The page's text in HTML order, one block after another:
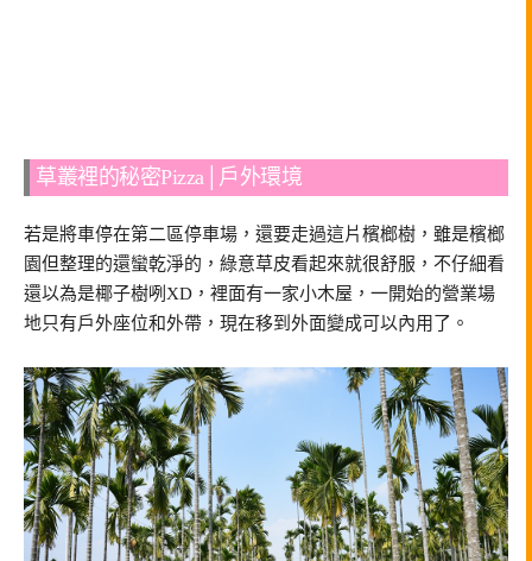
草叢裡的秘密Pizza│戶外環境
若是將車停在第二區停車場，還要走過這片檳榔樹，雖是檳榔
園但整理的還蠻乾淨的，綠意草皮看起來就很舒服，不仔細看
還以為是椰子樹咧XD，裡面有一家小木屋，一開始的營業場
地只有戶外座位和外帶，現在移到外面變成可以內用了。